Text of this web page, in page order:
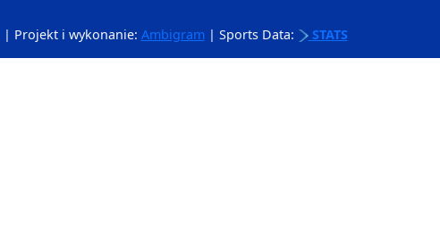
| Projekt i wykonanie: Ambigram| Sports Data: STATS